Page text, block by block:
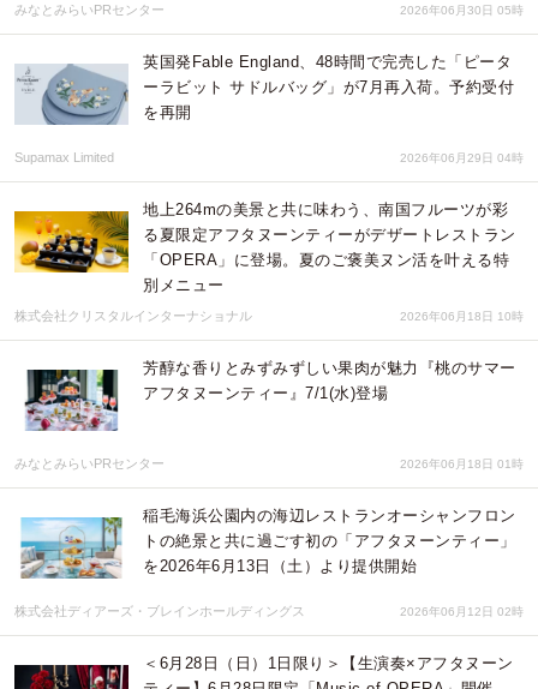
みなとみらいPRセンター 2026年06月30日 05時
英国発Fable England、48時間で完売した「ピータ
ーラビット サドルバッグ」が7月再入荷。予約受付
を再開
Supamax Limited 2026年06月29日 04時
地上264mの美景と共に味わう、南国フルーツが彩
る夏限定アフタヌーンティーがデザートレストラン
「OPERA」に登場。夏のご褒美ヌン活を叶える特
別メニュー
株式会社クリスタルインターナショナル 2026年06月18日 10時
芳醇な香りとみずみずしい果肉が魅力『桃のサマー
アフタヌーンティー』7/1(水)登場
みなとみらいPRセンター 2026年06月18日 01時
稲毛海浜公園内の海辺レストランオーシャンフロン
トの絶景と共に過ごす初の「アフタヌーンティー」
を2026年6月13日（土）より提供開始
株式会社ディアーズ・ブレインホールディングス 2026年06月12日 02時
＜6月28日（日）1日限り＞【生演奏×アフタヌーン